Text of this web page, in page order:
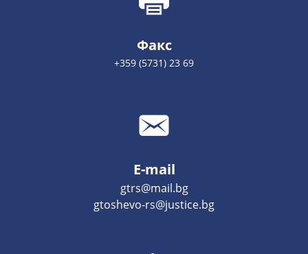
Факс
+359 (5731) 23 69
E-mail
gtrs@mail.bg
gtoshevo-rs@justice.bg